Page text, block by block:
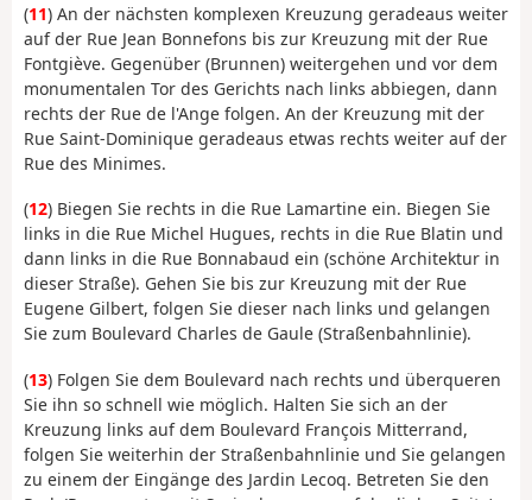
(11) An der nächsten komplexen Kreuzung geradeaus weiter
auf der Rue Jean Bonnefons bis zur Kreuzung mit der Rue
Fontgiève. Gegenüber (Brunnen) weitergehen und vor dem
monumentalen Tor des Gerichts nach links abbiegen, dann
rechts der Rue de l'Ange folgen. An der Kreuzung mit der
Rue Saint-Dominique geradeaus etwas rechts weiter auf der
Rue des Minimes.
(12) Biegen Sie rechts in die Rue Lamartine ein. Biegen Sie
links in die Rue Michel Hugues, rechts in die Rue Blatin und
dann links in die Rue Bonnabaud ein (schöne Architektur in
dieser Straße). Gehen Sie bis zur Kreuzung mit der Rue
Eugene Gilbert, folgen Sie dieser nach links und gelangen
Sie zum Boulevard Charles de Gaule (Straßenbahnlinie).
(13) Folgen Sie dem Boulevard nach rechts und überqueren
Sie ihn so schnell wie möglich. Halten Sie sich an der
Kreuzung links auf dem Boulevard François Mitterrand,
folgen Sie weiterhin der Straßenbahnlinie und Sie gelangen
zu einem der Eingänge des Jardin Lecoq. Betreten Sie den